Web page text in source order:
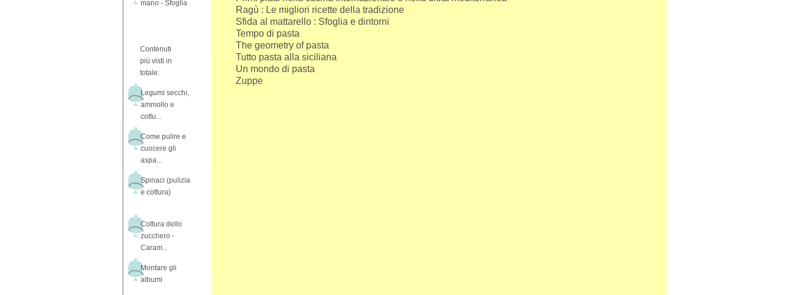
mano - Sfoglia
Contenuti
più visti in
totale:
Legumi secchi,
ammollo e
cottu...
Come pulire e
cuocere gli
aspa...
Spinaci (pulizia
e cottura)
Cottura dello
zucchero -
Caram...
Montare gli
albumi
Ragù : Le migliori ricette della tradizione
Sfida al mattarello : Sfoglia e dintorni
Tempo di pasta
The geometry of pasta
Tutto pasta alla siciliana
Un mondo di pasta
Zuppe